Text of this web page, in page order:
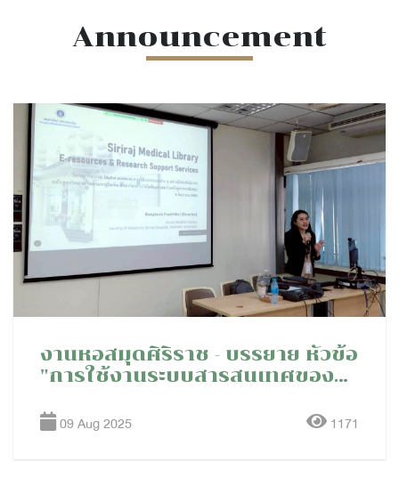
Announcement
งานหอสมุดศิริราช - บรรยาย หัวข้อ
"การใช้งานระบบสารสนเทศของ
วิทยาศาสตรมหาบัณฑิต สาขา
ภาคพิเศษ) คณะแพทยศาสตร์
09 Aug 2025 1171